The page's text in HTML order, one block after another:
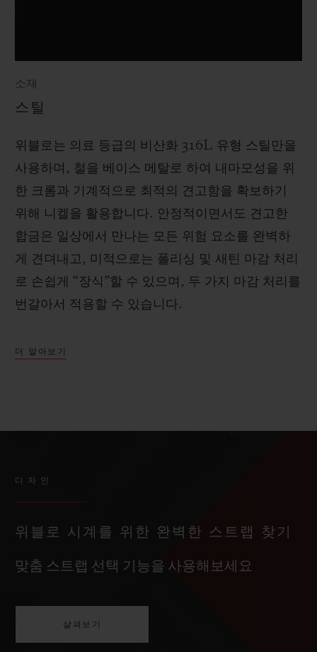
소재
스틸
위블로는 의료 등급의 비산화 316L 유형 스틸만을
사용하며, 철을 베이스 메탈로 하여 내마모성을 위
한 크롬과 기계적으로 최적의 견고함을 확보하기
위해 니켈을 활용합니다. 안정적이면서도 견고한
합금은 일상에서 만나는 모든 위험 요소를 완벽하
게 견뎌내고, 미적으로는 폴리싱 및 새틴 마감 처리
로 손쉽게 “장식”할 수 있으며, 두 가지 마감 처리를
번갈아서 적용할 수 있습니다.
더 알아보기
디자인
위블로 시계를 위한 완벽한 스트랩 찾기
맞춤 스트랩 선택 기능을 사용해보세요
살펴보기